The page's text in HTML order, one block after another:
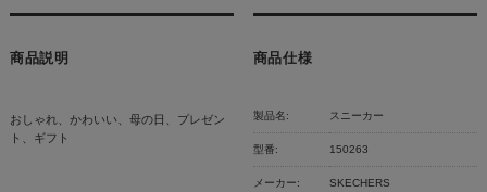
商品説明
おしゃれ、かわいい、母の日、プレゼン
ト、ギフト
商品仕様
製品名: スニーカー
型番: 150263
メーカー: SKECHERS